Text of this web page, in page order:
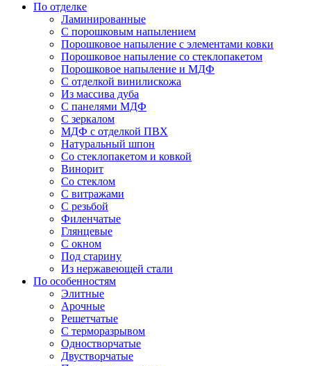
По отделке
Ламинированные
С порошковым напылением
Порошковое напыление с элементами ковки
Порошковое напыление со стеклопакетом
Порошковое напыление и МДФ
С отделкой винилискожа
Из массива дуба
С панелями МДФ
С зеркалом
МДФ с отделкой ПВХ
Натуральный шпон
Со стеклопакетом и ковкой
Винорит
Со стеклом
С витражами
С резьбой
Филенчатые
Глянцевые
С окном
Под старину
Из нержавеющей стали
По особенностям
Элитные
Арочные
Решетчатые
С терморазрывом
Одностворчатые
Двустворчатые